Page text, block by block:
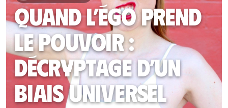
Quand l’égo prend
le pouvoir :
décryptage d’un
biais universel